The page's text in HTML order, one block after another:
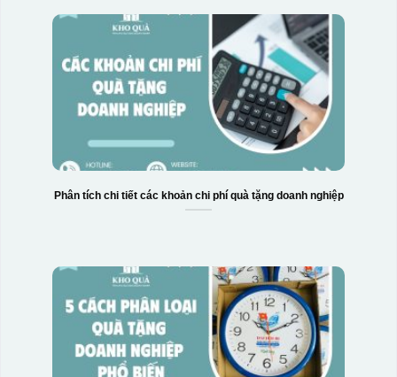
Phân tích chi tiết các khoản chi phí quà tặng doanh nghiệp